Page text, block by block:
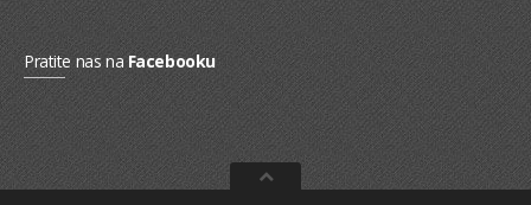
KREMOVI
BOMBONJERE I PRALINE
MALE COKOLADE I BAROVI
KEKSOVI
KEKS STRUDLE
Pratite nas na Facebooku